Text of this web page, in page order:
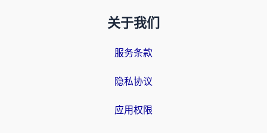
关于我们
服务条款
隐私协议
应用权限